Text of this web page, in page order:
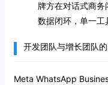
牌方在对话式商
数据闭环，单一工
开发团队与增长团队
Meta WhatsApp